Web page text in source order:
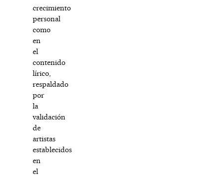
crecimiento
personal
como
en
el
contenido
lírico,
respaldado
por
la
validación
de
artistas
establecidos
en
el